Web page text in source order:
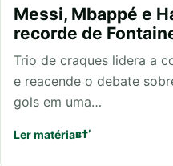
Messi, Mbappé e
recorde de
Trio de craques lidera a
e reacende o debate
gols em uma…
Ler matéria